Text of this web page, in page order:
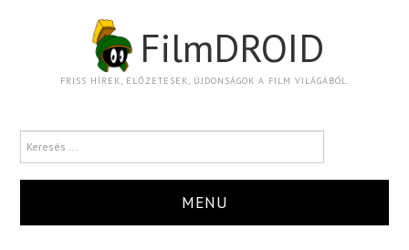
FilmDROID
FRISS HÍREK, ELŐZETESEK, ÚJDONSÁGOK A FILM VILÁGÁBÓL.
MENU